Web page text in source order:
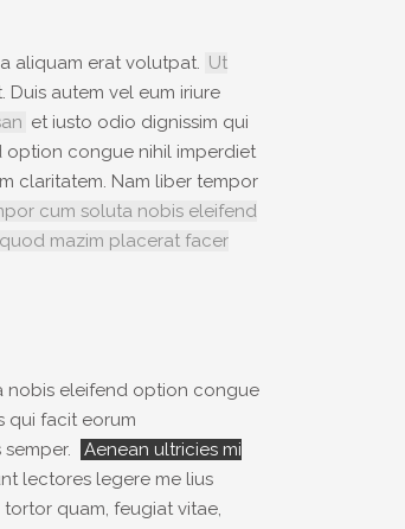
aliquam erat volutpat. Ut
autem vel eum iriure
et iusto odio dignissim qui
option congue nihil imperdiet
claritatem. Nam liber tempor
cum soluta nobis eleifend
mazim placerat facer
nobis eleifend option congue
qui facit eorum
Aenean ultricies mi
lectores legere me lius
quam, feugiat vitae,